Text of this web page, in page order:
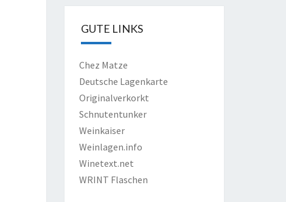
GUTE LINKS
Chez Matze
Deutsche Lagenkarte
Originalverkorkt
Schnutentunker
Weinkaiser
Weinlagen.info
Winetext.net
WRINT Flaschen